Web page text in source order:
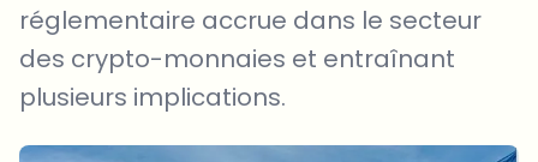
réglementaire accrue dans le secteur
des crypto-monnaies et entraînant
plusieurs implications.